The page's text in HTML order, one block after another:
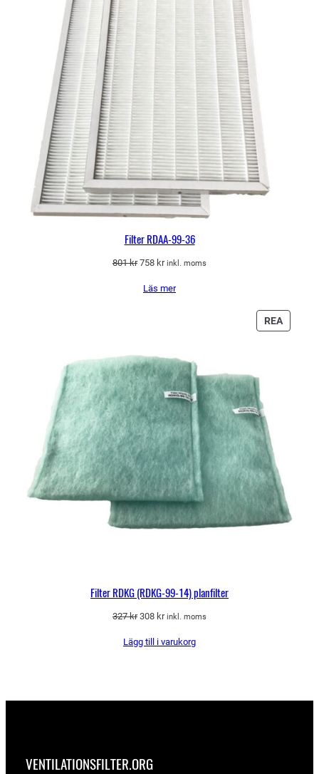
Filter RDAA-99-36
801kr Det
priset
758 krDet
priset
inkl. moms
Läs mer
REA
PÅ
Filter RDKG (RDKG-99-14) planfilter
327kr Det
priset
308 krDet
priset
inkl. moms
Lägg till i varukorg
VENTILATIONSFILTER­.ORG